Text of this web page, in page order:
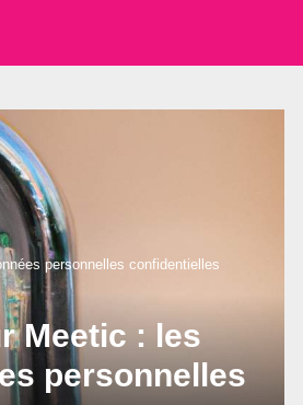
personnelles confidentielles
Meetic : les
personnelles